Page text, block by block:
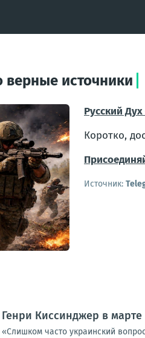
верные источники
Русский
Коротко,
Источник:
Генри Киссинджер в марте
«Слишком часто украинский